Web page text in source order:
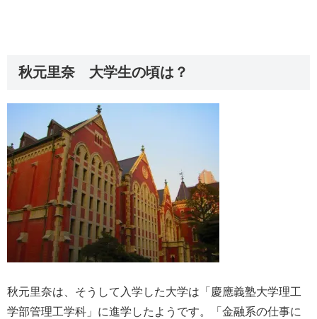
秋元里奈 大学生の頃は？
秋元里奈は、そうして入学した大学は「慶應義塾大学理工
学部管理工学科」に進学したようです。「金融系の仕事に